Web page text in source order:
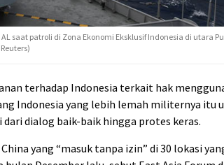
saat patroli di Zona Ekonomi Eksklusif Indonesia di utara
terhadap Indonesia terkait hak
Indonesia yang lebih lemah militernya itu
dialog baik-baik hingga protes keras.
yang “masuk tanpa izin” di 30 lokasi